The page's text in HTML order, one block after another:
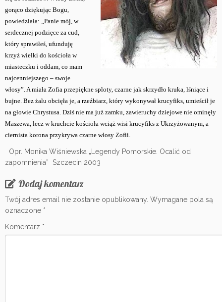
gorąco dziękując Bogu,
powiedziała: „Panie mój, w
serdecznej podzięce za cud,
który sprawiłeś, ufunduję
krzyż wielki do kościoła w
miasteczku i oddam, co mam
najcenniejszego – swoje
włosy”. A miała Zofia przepiękne sploty, czarne jak skrzydło kruka, lśniące i
bujne. Bez żalu obcięła je, a rzeźbiarz, który wykonywał krucyfiks, umieścił je
na głowie Chrystusa. Dziś nie ma już zamku, zawieruchy dziejowe nie ominęły
Maszewa, lecz w kruchcie kościoła wciąż wisi krucyfiks z Ukrzyżowanym, a
ciernista korona przykrywa czarne włosy Zofii.
Opr. Monika Wiśniewska „Legendy Pomorskie. Ocalić od
zapomnienia” Szczecin 2003
Dodaj komentarz
Twój adres email nie zostanie opublikowany. Wymagane pola są
oznaczone *
Komentarz *